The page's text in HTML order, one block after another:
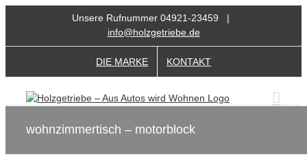
Unsere Rufnummer 04921-23459 |
info@holzgetriebe.de
DIE MARKE KONTAKT
wohnzimmertisch – motorblock